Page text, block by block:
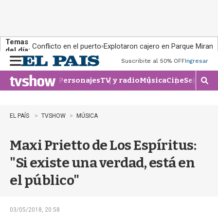
Temas
del día: Conflicto en el puerto Explotaron cajero en Parque
n
u
Suscribite al 50% OFFIngresar
PersonajesTV y radioMúsicaCineSeries
M
o
EL PAÍS TVSHOW MÚSICA
Maxi Prietto de Los Espíritus:
"Si existe una verdad, está en
el público"
03/05/2018, 20:58